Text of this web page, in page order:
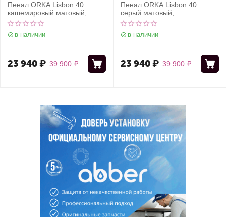
Пенал ORKA Lisbon 40
кашемировый матовый,
универсальный
в наличии
39 900 ₽
23 940₽
Пенал ORKA Lisbon 40
серый матовый,
универсальный
в наличии
39 900 ₽
23 940₽